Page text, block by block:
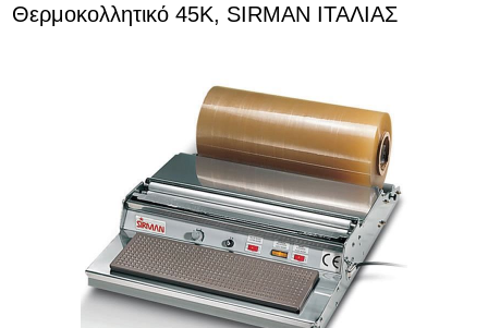
Θερμοκολλητικό 45K, SIRMAN ΙΤΑΛΙΑΣ